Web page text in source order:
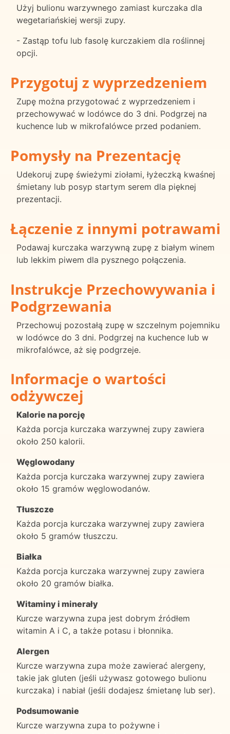
Użyj bulionu warzywnego zamiast kurczaka dla
wegetariańskiej wersji zupy.
- Zastąp tofu lub fasolę kurczakiem dla roślinnej
opcji.
Przygotuj z wyprzedzeniem
Zupę można przygotować z wyprzedzeniem i
przechowywać w lodówce do 3 dni. Podgrzej na
kuchence lub w mikrofalówce przed podaniem.
Pomysły na Prezentację
Udekoruj zupę świeżymi ziołami, łyżeczką kwaśnej
śmietany lub posyp startym serem dla pięknej
prezentacji.
Łączenie z innymi potrawami
Podawaj kurczaka warzywną zupę z białym winem
lub lekkim piwem dla pysznego połączenia.
Instrukcje Przechowywania i
Podgrzewania
Przechowuj pozostałą zupę w szczelnym pojemniku
w lodówce do 3 dni. Podgrzej na kuchence lub w
mikrofalówce, aż się podgrzeje.
Informacje o wartości
odżywczej
Kalorie na porcję
Każda porcja kurczaka warzywnej zupy zawiera
około 250 kalorii.
Węglowodany
Każda porcja kurczaka warzywnej zupy zawiera
około 15 gramów węglowodanów.
Tłuszcze
Każda porcja kurczaka warzywnej zupy zawiera
około 5 gramów tłuszczu.
Białka
Każda porcja kurczaka warzywnej zupy zawiera
około 20 gramów białka.
Witaminy i minerały
Kurcze warzywna zupa jest dobrym źródłem
witamin A i C, a także potasu i błonnika.
Alergen
Kurcze warzywna zupa może zawierać alergeny,
takie jak gluten (jeśli używasz gotowego bulionu
kurczaka) i nabiał (jeśli dodajesz śmietanę lub ser).
Podsumowanie
Kurcze warzywna zupa to pożywne i